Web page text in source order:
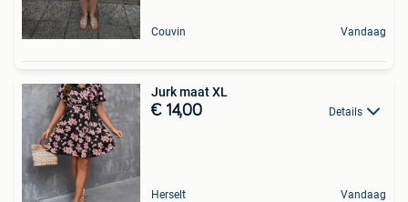
Couvin Vandaag
Jurk maat XL
€ 14,00 Details
Herselt Vandaag